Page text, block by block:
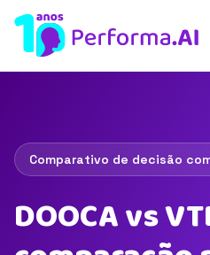
Comparativo de decisão
DOOCA vs